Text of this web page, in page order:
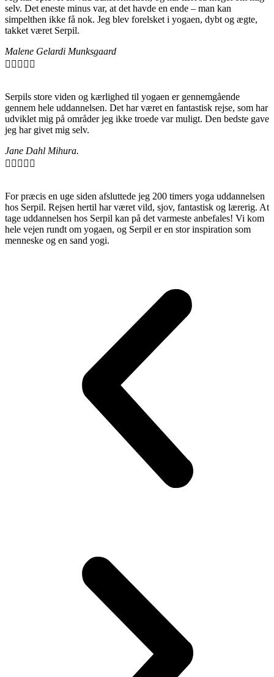
selv. Det eneste minus var, at det havde en ende – man kan
simpelthen ikke få nok. Jeg blev forelsket i yogaen, dybt og ægte,
takket været Serpil.
Malene Gelardi Munksgaard
    
Serpils store viden og kærlighed til yogaen er gennemgående
gennem hele uddannelsen. Det har været en fantastisk rejse, som har
udviklet mig på områder jeg ikke troede var muligt. Den bedste gave
jeg har givet mig selv.
Jane Dahl Mihura.
    
For præcis en uge siden afsluttede jeg 200 timers yoga uddannelsen
hos Serpil. Rejsen hertil har været vild, sjov, fantastisk og lærerig. At
tage uddannelsen hos Serpil kan på det varmeste anbefales! Vi kom
hele vejen rundt om yogaen, og Serpil er en stor inspiration som
menneske og en sand yogi.